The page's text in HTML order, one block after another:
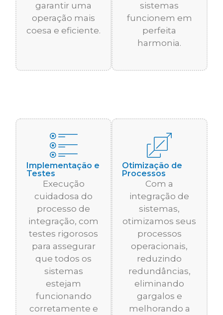
garantir uma
operação mais
coesa e eficiente.
sistemas
funcionem em
perfeita
harmonia.
Implementação e
Testes
Execução
cuidadosa do
processo de
integração, com
testes rigorosos
para assegurar
que todos os
sistemas
estejam
funcionando
corretamente e
Otimização de
Processos
Com a
integração de
sistemas,
otimizamos seus
processos
operacionais,
reduzindo
redundâncias,
eliminando
gargalos e
melhorando a